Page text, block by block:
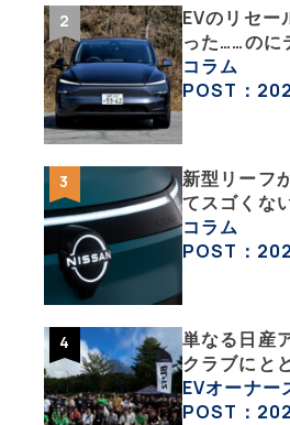
EVのリセー
った……のに
ってどうい
沼にはまっ
コラム
POST：
新型リーフ
てスゴくな
グレード「
チェックし
コラム
POST：
単なる日産
クラブにと
「バイク部
彩な趣味人
EVオーナー
POST：